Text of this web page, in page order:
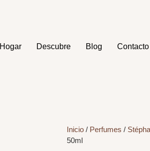
Hogar Descubre Blog Contacto
Inicio / Perfumes /
50ml